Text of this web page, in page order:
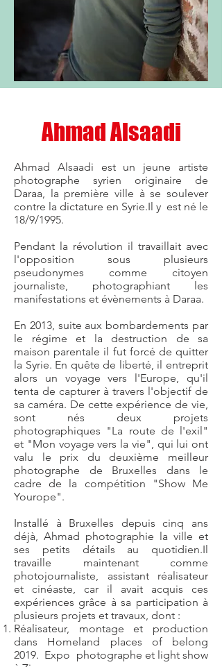
Ahmad Alsaadi
Ahmad Alsaadi est un jeune artiste
photographe syrien originaire de
Daraa, la première ville à se soulever
contre la dictature en Syrie.Il y est né le
18/9/1995.
Pendant la révolution il travaillait avec
l'opposition sous plusieurs
pseudonymes comme citoyen
journaliste, photographiant les
manifestations et évènements à Daraa.
En 2013, suite aux bombardements par
le régime et la destruction de sa
maison parentale il fut forcé de quitter
la Syrie. En quête de liberté, il entreprit
alors un voyage vers l'Europe, qu'il
tenta de capturer à travers l'objectif de
sa caméra. De cette expérience de vie,
sont nés deux projets
photographiques "La route de l'exil"
et "Mon voyage vers la vie", qui lui ont
valu le prix du deuxième meilleur
photographe de Bruxelles dans le
cadre de la compétition "Show Me
Yourope".
Installé à Bruxelles depuis cinq ans
déjà, Ahmad photographie la ville et
ses petits détails au quotidien.Il
travaille maintenant comme
photojournaliste, assistant réalisateur
et cinéaste, car il avait acquis ces
expériences grâce à sa participation à
plusieurs projets et travaux, dont :
Réalisateur, montage et production
dans Homeland places of belong
2019. Expo photographe et light show